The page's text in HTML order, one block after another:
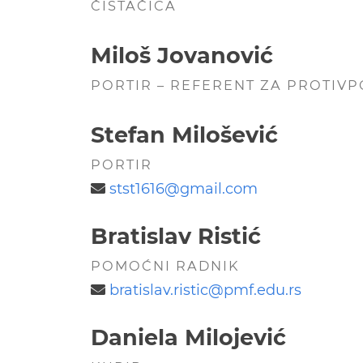
ČISTAČICA
Miloš Jovanović
PORTIR – REFERENT ZA
Stefan Milošević
PORTIR
stst1616@gmail.com
Bratislav Ristić
POMOĆNI RADNIK
bratislav.ristic@pmf.edu.rs
Daniela Milojević